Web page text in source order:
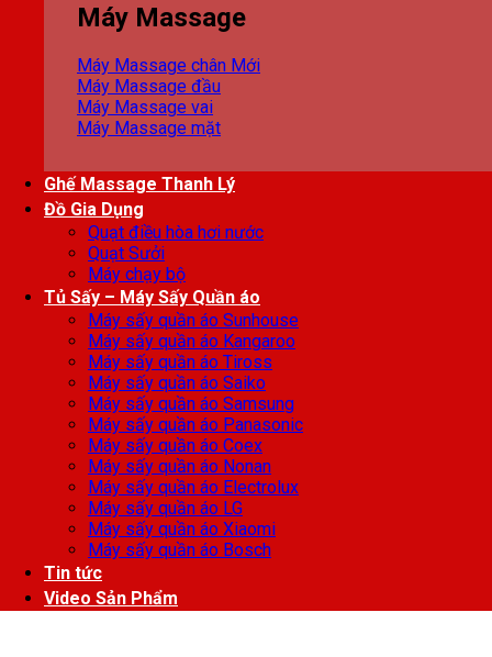
Máy Massage
Máy Massage chân
Máy Massage đầu
Máy Massage vai
Máy Massage mặt
Ghế Massage Thanh Lý
Đồ Gia Dụng
Quạt điều hòa hơi nước
Quạt Sưởi
Máy chạy bộ
Tủ Sấy – Máy Sấy Quần áo
Máy sấy quần áo Sunhouse
Máy sấy quần áo Kangaroo
Máy sấy quần áo Tiross
Máy sấy quần áo Saiko
Máy sấy quần áo Samsung
Máy sấy quần áo Panasonic
Máy sấy quần áo Coex
Máy sấy quần áo Nonan
Máy sấy quần áo Electrolux
Máy sấy quần áo LG
Máy sấy quần áo Xiaomi
Máy sấy quần áo Bosch
Tin tức
Video Sản Phẩm